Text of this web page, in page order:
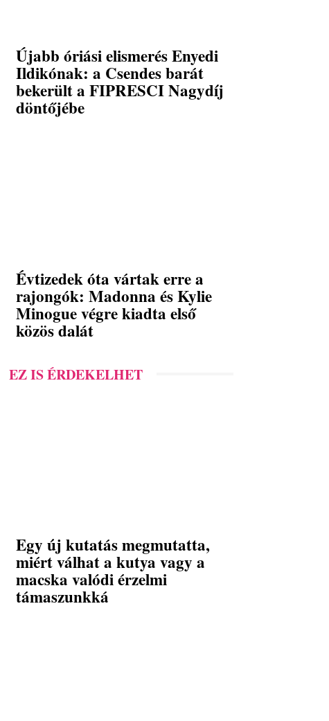
Újabb óriási elismerés Enyedi
Ildikónak: a Csendes barát
bekerült a FIPRESCI Nagydíj
döntőjébe
Évtizedek óta vártak erre a
rajongók: Madonna és Kylie
Minogue végre kiadta első
közös dalát
EZ IS ÉRDEKELHET
Egy új kutatás megmutatta,
miért válhat a kutya vagy a
macska valódi érzelmi
támaszunkká